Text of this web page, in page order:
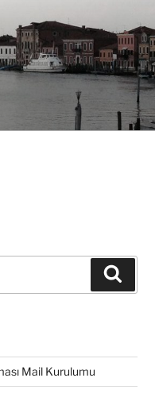
Mail Kurulumu